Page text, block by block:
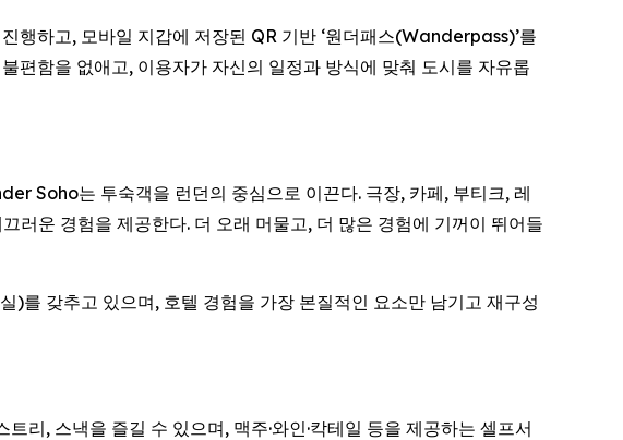
행하고, 모바일 지갑에 저장된 QR 기반 ‘원더패스(Wanderpass)’를
편함을 없애고, 이용자가 자신의 일정과 방식에 맞춰 도시를 자유롭
Soho는 투숙객을 런던의 중심으로 이끈다. 극장, 카페, 부티크, 레
러운 경험을 제공한다. 더 오래 머물고, 더 많은 경험에 기꺼이 뛰어들
갖추고 있으며, 호텔 경험을 가장 본질적인 요소만 남기고 재구성
, 스낵을 즐길 수 있으며, 맥주·와인·칵테일 등을 제공하는 셀프서